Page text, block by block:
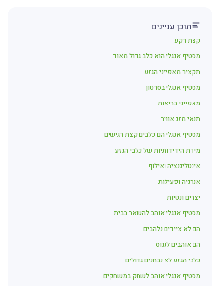
תוכן עניינים
קצת רקע
מסטיף אנגלי הוא כלב גדול מאוד
תקציר מאפייני הגזע
מסטיף אנגלי בסרטון
מאפייני בריאות
תנאי מזג אוויר
מסטיף אנגלי הם כלבים קצת רגישים
מידת הידידותיות של כלבי הגזע
אינטליגנציה ואילוף
אנרגיה ופעילות
יצרים ונטיות
מסטיף אנגלי אוהב להשאר בבית
הם לא ציידים נלהבים
הם אוהבים לנגוס
כלבי הגזע לא נבחנים גדולים
מסטיף אנגלי אוהב לשחק במשחקים